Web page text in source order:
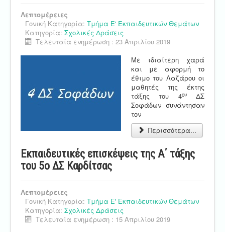
Λεπτομέρειες
Γονική Κατηγορία: Τμήμα Ε' Εκπαιδευτικών Θεμάτων
Κατηγορία: Σχολικές Δράσεις
Τελευταία ενημέρωση : 23 Απριλίου 2019
Με ιδιαίτερη χαρά
και με αφορμή το
έθιμο του Λαζάρου οι
μαθητές της έκτης
τάξης του 4ουΔΣ
Σοφάδων συνάντησαν
τον
Περισσότερα...
Εκπαιδευτικές επισκέψεις της Α΄ τάξης
του 5ο ΔΣ Καρδίτσας
Λεπτομέρειες
Γονική Κατηγορία: Τμήμα Ε' Εκπαιδευτικών Θεμάτων
Κατηγορία: Σχολικές Δράσεις
Τελευταία ενημέρωση : 15 Απριλίου 2019